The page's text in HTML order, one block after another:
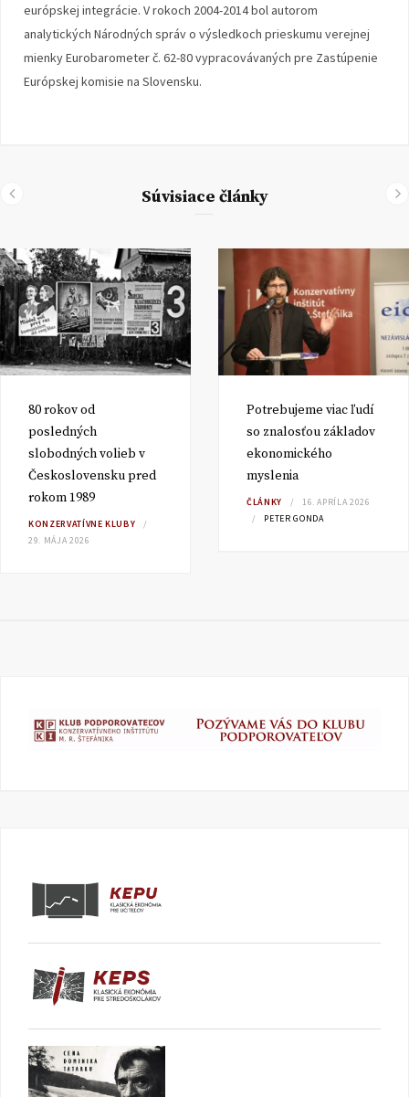
európskej integrácie. V rokoch 2004-2014 bol autorom
analytických Národných správ o výsledkoch prieskumu verejnej
mienky Eurobarometer č. 62-80 vypracovávaných pre Zastúpenie
Európskej komisie na Slovensku.
Súvisiace články
80 rokov od
posledných
slobodných volieb v
Československu pred
rokom 1989
KONZERVATÍVNE KLUBY
29. MÁJA 2026
Potrebujeme viac ľudí
so znalosťou základov
ekonomického
myslenia
ČLÁNKY
16. APRÍLA 2026
PETER GONDA